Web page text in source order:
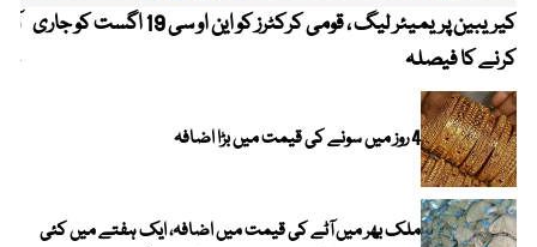
کیریبین پریمیئر لیگ ، قومی کرکٹرز کو این او سی 19 اگست کو جاری
کرنے کا فیصلہ
4 روز میں سونے کی قیمت میں بڑا اضافہ
ملک بھر میں آٹے کی قیمت میں اضافہ، ایک ہفتے میں کئی